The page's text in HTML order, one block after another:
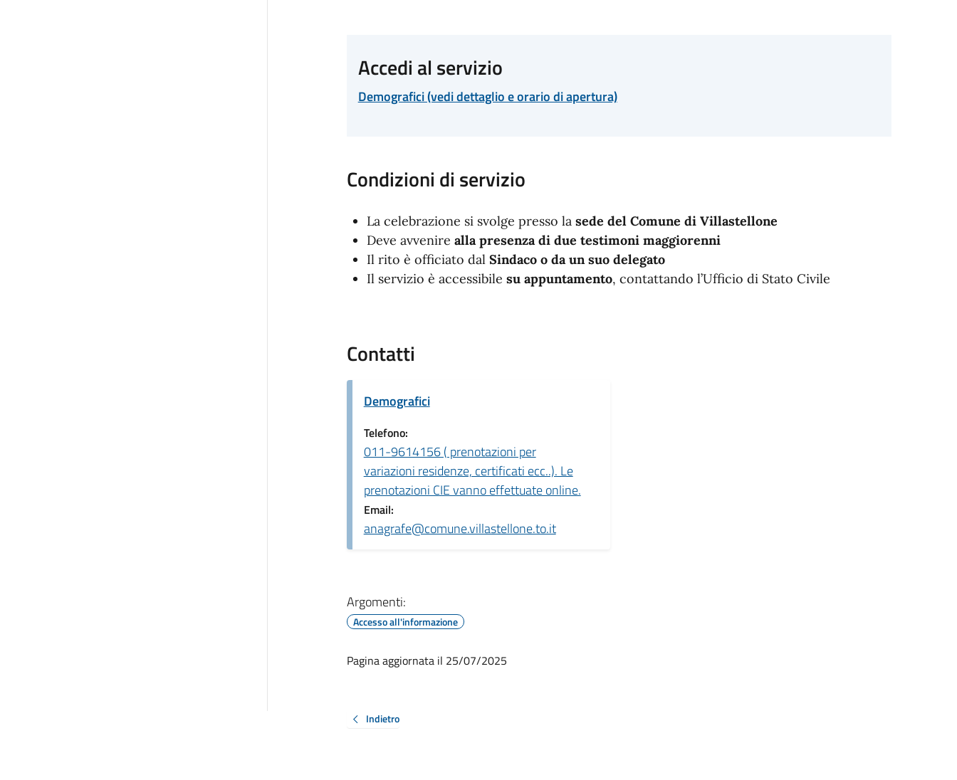
Accedi al servizio
Demografici (vedi dettaglio e orario di apertura)
Condizioni di servizio
La celebrazione si svolge presso la sede del Comune di Villastellone
Deve avvenire alla presenza di due testimoni maggiorenni
Il rito è officiato dal Sindaco o da un suo delegato
Il servizio è accessibile su appuntamento, contattando l’Ufficio di Stato Civile
Contatti
Demografici
Telefono:
011-9614156 ( prenotazioni per
variazioni residenze, certificati ecc..). Le
prenotazioni CIE vanno effettuate online.
Email:
anagrafe@comune.villastellone.to.it
Argomenti:
Accesso all'informazione
Pagina aggiornata il 25/07/2025
Indietro